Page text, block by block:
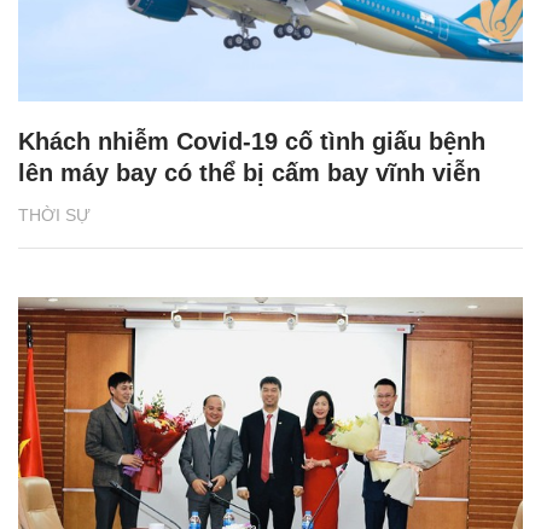
THỜI SỰ
Khách nhiễm Covid-19 cố tình giấu bệnh
lên máy bay có thể bị cấm bay vĩnh viễn